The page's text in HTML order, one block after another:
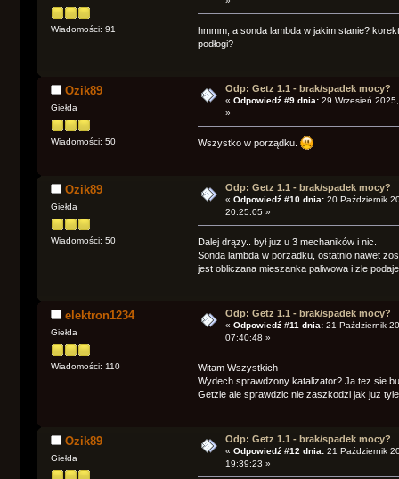
Wiadomości: 91
hmmm, a sonda lambda w jakim stanie?
podłogi?
Ozik89
Giełda
Wiadomości: 50
Odp: Getz 1.1 - brak/spadek mocy?
«Odpowiedź #9 dnia: 29 Wrzesień
»
Wszystko w porządku.
Ozik89
Giełda
Wiadomości: 50
Odp: Getz 1.1 - brak/spadek mocy?
«Odpowiedź #10 dnia: 20 Październik
20:25:05 »
Dalej drązy.. był juz u 3 mechaników i nic.
Sonda lambda w porzadku, ostatnio nawet
jest obliczana mieszanka paliwowa i zle
elektron1234
Giełda
Wiadomości: 110
Odp: Getz 1.1 - brak/spadek mocy?
«Odpowiedź #11 dnia: 21 Październik
07:40:48 »
Witam Wszystkich
Wydech sprawdzony katalizator? Ja tez sie
Getzie ale sprawdzic nie zaszkodzi jak juz
Ozik89
Giełda
Odp: Getz 1.1 - brak/spadek mocy?
«Odpowiedź #12 dnia: 21 Październik
19:39:23 »